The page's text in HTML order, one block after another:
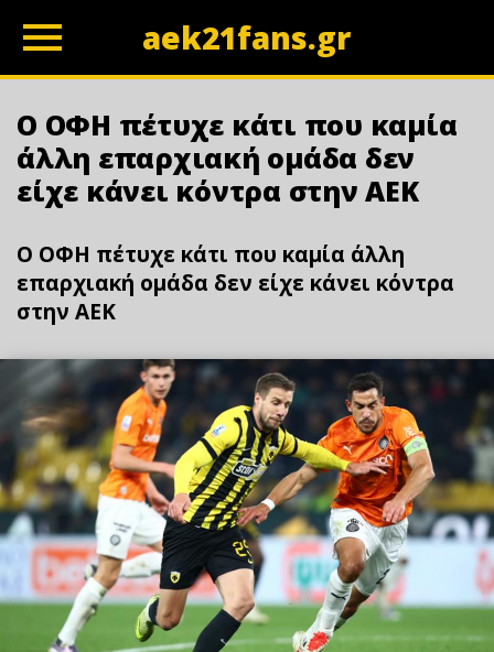
aek21fans.gr
Ο ΟΦΗ πέτυχε κάτι που καμία
άλλη επαρχιακή ομάδα δεν
είχε κάνει κόντρα στην ΑΕΚ
Ο ΟΦΗ πέτυχε κάτι που καμία άλλη
επαρχιακή ομάδα δεν είχε κάνει κόντρα
στην ΑΕΚ